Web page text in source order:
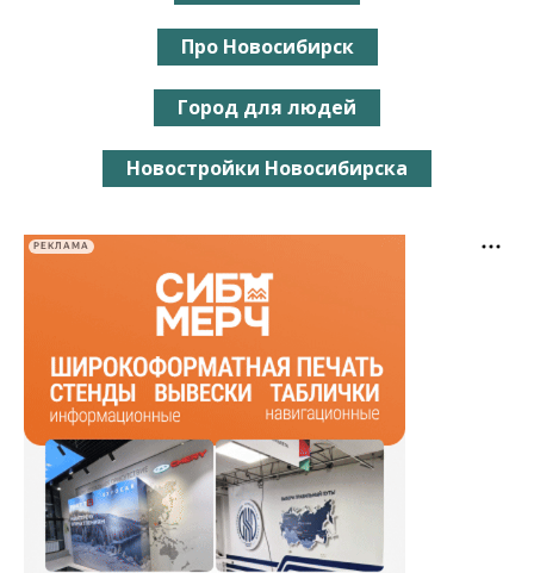
Про Новосибирск
Город для людей
Новостройки Новосибирска
РЕКЛАМА